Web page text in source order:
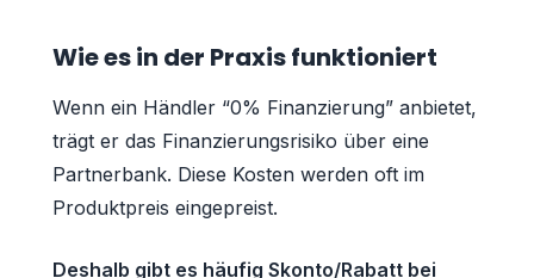
Wie es in der Praxis funktioniert
Wenn ein Händler “0% Finanzierung” anbietet,
trägt er das Finanzierungsrisiko über eine
Partnerbank. Diese Kosten werden oft im
Produktpreis eingepreist.
Deshalb gibt es häufig Skonto/Rabatt bei